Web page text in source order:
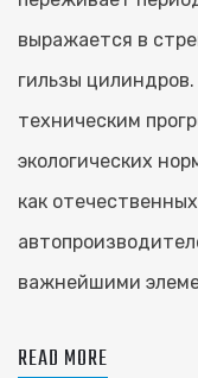
выражается в
гильзы
техническим
экологических
как
важнейшими
READ MORE